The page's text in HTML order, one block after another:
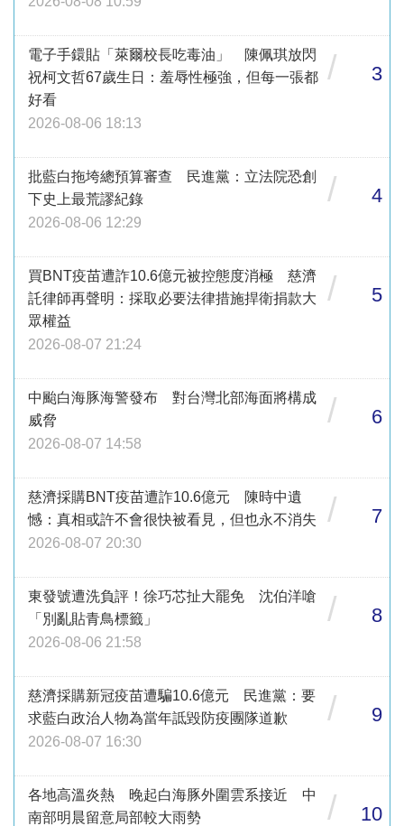
電子手鐶貼「萊爾校長吃毒油」 陳佩琪放閃
祝柯文哲67歲生日：羞辱性極強，但每一張都
好看
2026-08-06 18:13
/ 3
批藍白拖垮總預算審查 民進黨：立法院恐創
下史上最荒謬紀錄
2026-08-06 12:29
/ 4
買BNT疫苗遭詐10.6億元被控態度消極 慈濟
託律師再聲明：採取必要法律措施捍衛捐款大
眾權益
2026-08-07 21:24
/ 5
中颱白海豚海警發布 對台灣北部海面將構成
威脅
2026-08-07 14:58
/ 6
慈濟採購BNT疫苗遭詐10.6億元 陳時中遺
憾：真相或許不會很快被看見，但也永不消失
2026-08-07 20:30
/ 7
東發號遭洗負評！徐巧芯扯大罷免 沈伯洋嗆
「別亂貼青鳥標籤」
2026-08-06 21:58
/ 8
慈濟採購新冠疫苗遭騙10.6億元 民進黨：要
求藍白政治人物為當年詆毀防疫團隊道歉
2026-08-07 16:30
/ 9
各地高溫炎熱 晚起白海豚外圍雲系接近 中
南部明晨留意局部較大雨勢
/ 10